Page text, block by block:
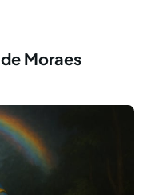
Moraes